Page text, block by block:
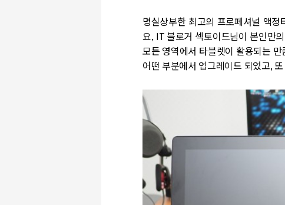
명실상부한 최고의 프로페셔널 액
요, IT 블로거 섹토이드님이 본인만
모든 영역에서 타블렛이 활용되는
어떤 부분에서 업그레이드 되었고,